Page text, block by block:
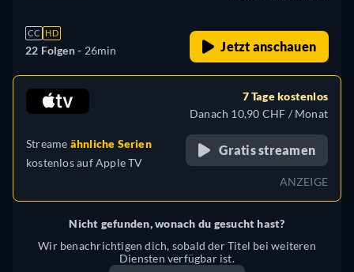
CC HD
22 Folgen - 26min Jetzt anschauen
Streame ähnliche Serien
kostenlos aufApple TV
7 Tage kostenlos
Danach 10,90 CHF / Monat
Gratis streamen
ANZEIGE
Nicht gefunden, wonach du gesucht hast?
Wir benachrichtigen dich, sobald der Titel bei weiteren
Diensten verfügbar ist.